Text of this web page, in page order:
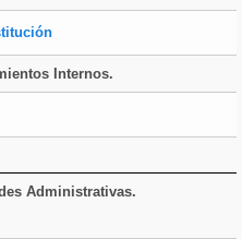
Internos.
Administrativas.